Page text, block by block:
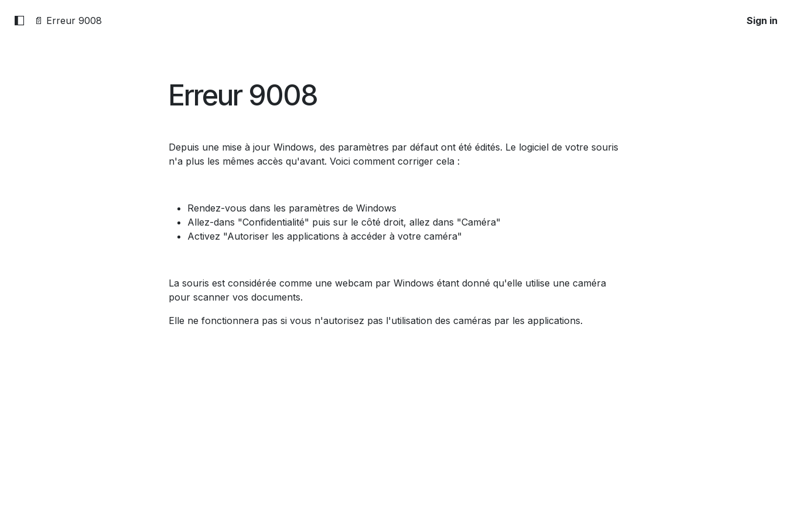
📄 Erreur 9008 Sign in
Erreur 9008
Depuis une mise à jour Windows, des paramètres par défaut ont été édités. Le logiciel de votre souris
n'a plus les mêmes accès qu'avant. Voici comment corriger cela :
Rendez-vous dans les paramètres de Windows
Allez-dans "Confidentialité" puis sur le côté droit, allez dans "Caméra"
Activez "Autoriser les applications à accéder à votre caméra"
La souris est considérée comme une webcam par Windows étant donné qu'elle utilise une caméra
pour scanner vos documents.
Elle ne fonctionnera pas si vous n'autorisez pas l'utilisation des caméras par les applications.